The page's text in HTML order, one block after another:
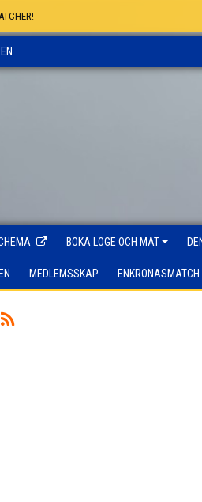
BOKA LOGE OCH MAT
MEDLEMSSKAP